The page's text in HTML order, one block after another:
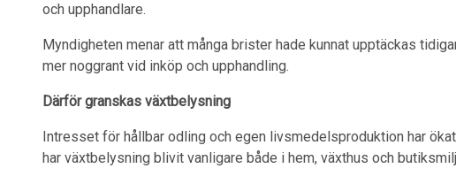
och upphandlare.
Myndigheten menar att många brister hade kunnat upptäckas
mer noggrant vid inköp och upphandling.
Därför granskas växtbelysning
Intresset för hållbar odling och egen livsmedelsproduktion har
har växtbelysning blivit vanligare både i hem, växthus och